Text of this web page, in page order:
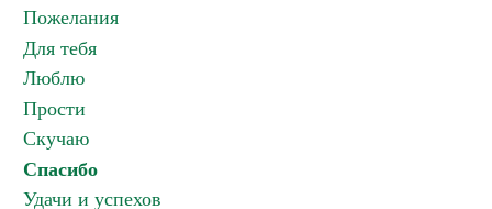
Пожелания
Для тебя
Люблю
Прости
Скучаю
Спасибо
Удачи и успехов